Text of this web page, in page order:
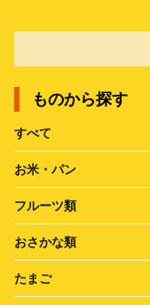
ものから探す
すべて
お米・パン
フルーツ類
おさかな類
たまご